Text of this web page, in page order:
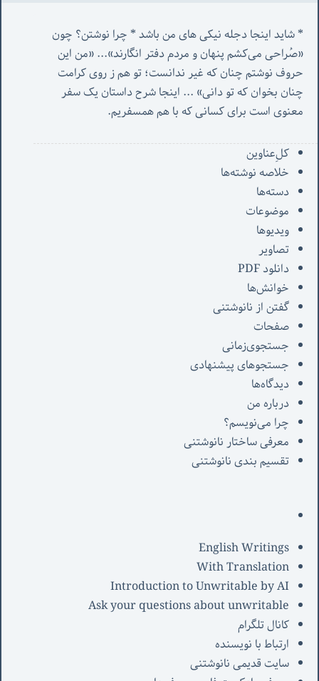
«صُراحی می‌کشم پنهان‌ و مردم‌ دفتر انگارند»... «
چنان بخوان که تو دانی» ...
معنوی است برای کسانی که با هم همسفریم.
کل‌ِعناوین
خلاصه نوشته‌ها
دسته‌ها
موضوعات
ویدیوها
تصاویر
دانلود PDF
خوانش‌ها
گفتن از نانوشتنی
صفحات
جستجوی‌زمانی
جستجوهای پیشنهادی
دیدگاه‌ها
درباره من
چرا می‌نویسم؟
معرفی‌ ساختار نانوشتنی
تقسیم بندی نانوشتنی
English Writings
With Translation
Introduction to Unwritable by AI
Ask your questions about unwritable
کانال تلگرام
ارتباط با نویسنده
سایت قدیمی نانوشتنی